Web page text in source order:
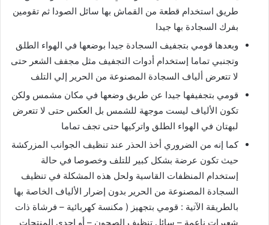
طريق استخدام قطعة من القماش بها سائل الصودا ثم تقومين
بفرك السجادة بها جيدا
وبعدها قومي بتجفيف السجادة جيدا بوضعها في الهواء الطلق
وتجنبي تماما إستخدام أدوات التجفيف مثل مجفف الشعر حتى
لا تتعرض ألياف السجادة المصنوعة من الحرير إلي التلف
قومي بتجفيفها جيدا عن طريق وضعها في مكان مشمس ولكن
تكون الألياف ليست موجهة للشمس بل العكس حتى لا تتعرض
لبهتان في الهواء الطلق واتركيها حتى تجف تماما
كما إنه من الضروري أخذ الحذر عند تنظيف الجوانب المزركشة
حيث تكون عرضة بشكل كبير للتلف وخصوصا في حالة
إستخدام المنظفات القاسية ولحل هذه المشكلة في تنظيف
السجادة المصنوعة من الحرير بدون إضرار الألياف الخاصة بها
بالطريقة الآتية : قومي بتجهيز ( مكنسة كهربائية – فرشاة ذات
شعيرات ناعمة – سائل تنظيف الصحون – أو إحدي المنتجات